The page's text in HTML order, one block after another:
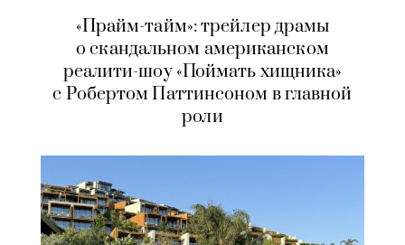
«Прайм-тайм»: трейлер драмы
о скандальном американском
реалити-шоу «Поймать хищника»
с Робертом Паттинсоном в главной
роли